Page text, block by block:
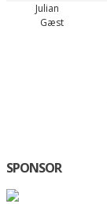
Julian
Gæst
SPONSOR